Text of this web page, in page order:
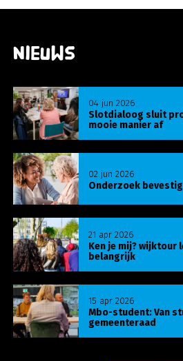
Nieuws
Slotdialoog sluit
mooie manier af
04 jun 2026
Lees meer over Slotdialoog
Onderzoek
02 jun 2026
Lees meer over Onderzoek
Ken je mij? wijktour
belangrijk
21 apr 2026
Lees meer over Ken je mij?
Mbo-student: Van
gemeenteraad
15 apr 2026
Lees meer over Mbo-